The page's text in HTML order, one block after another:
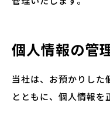
個人情報の管
当社は、お預かりした
とともに、個人情報を